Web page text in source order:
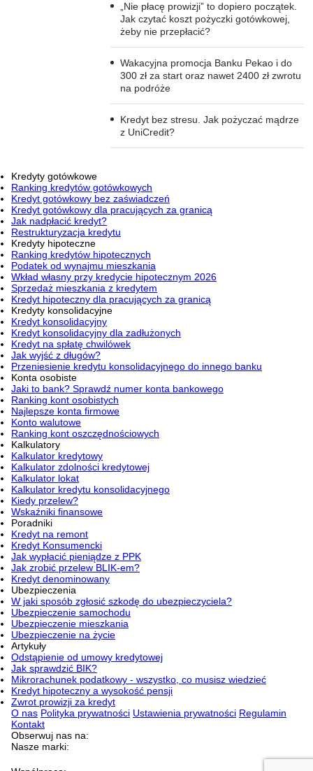
„Nie płacę prowizji” to dopiero początek.
Jak czytać koszt pożyczki gotówkowej,
żeby nie przepłacić?
Wakacyjna promocja Banku Pekao i do
300 zł za start oraz nawet 2400 zł zwrotu
na podróże
Kredyt bez stresu. Jak pożyczać mądrze
z UniCredit?
Kredyty gotówkowe
Ranking kredytów gotówkowych
Kredyt gotówkowy bez zaświadczeń
Kredyt gotówkowy dla pracujących za granicą
Jak nadpłacić kredyt?
Restrukturyzacja kredytu
Kredyty hipoteczne
Ranking kredytów hipotecznych
Podatek od wynajmu mieszkania
Wkład własny przy kredycie hipotecznym 2026
Sprzedaż mieszkania z kredytem
Kredyt hipoteczny dla pracujących za granicą
Kredyty konsolidacyjne
Kredyt konsolidacyjny
Kredyt konsolidacyjny dla zadłużonych
Kredyt na spłatę chwilówek
Jak wyjść z długów?
Przeniesienie kredytu konsolidacyjnego do innego banku
Konta osobiste
Jaki to bank? Sprawdź numer konta bankowego
Ranking kont osobistych
Najlepsze konta firmowe
Konto walutowe
Ranking kont oszczędnościowych
Kalkulatory
Kalkulator kredytowy
Kalkulator zdolności kredytowej
Kalkulator lokat
Kalkulator kredytu konsolidacyjnego
Kiedy przelew?
Wskaźniki finansowe
Poradniki
Kredyt na remont
Kredyt Konsumencki
Jak wypłacić pieniądze z PPK
Jak zrobić przelew BLIK-em?
Kredyt denominowany
Ubezpieczenia
W jaki sposób zgłosić szkodę do ubezpieczyciela?
Ubezpieczenie samochodu
Ubezpieczenie mieszkania
Ubezpieczenie na życie
Artykuły
Odstąpienie od umowy kredytowej
Jak sprawdzić BIK?
Mikrorachunek podatkowy - wszystko, co musisz wiedzieć
Kredyt hipoteczny a wysokość pensji
Zwrot prowizji za kredyt
O nas Polityka prywatności Ustawienia prywatności Regulamin
Kontakt
Obserwuj nas na:
Nasze marki: